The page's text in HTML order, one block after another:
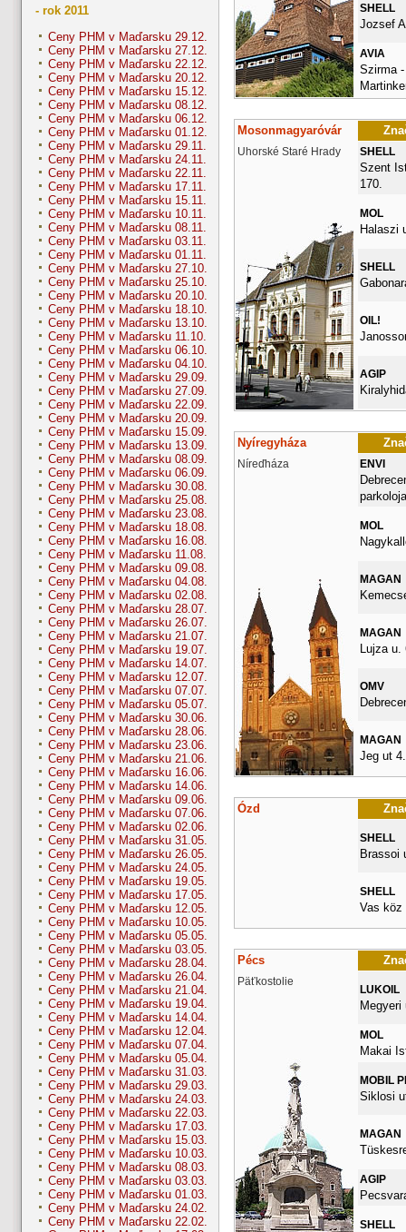
- rok 2011
Ceny PHM v Maďarsku 29.12.
Ceny PHM v Maďarsku 27.12.
Ceny PHM v Maďarsku 22.12.
Ceny PHM v Maďarsku 20.12.
Ceny PHM v Maďarsku 15.12.
Ceny PHM v Maďarsku 08.12.
Ceny PHM v Maďarsku 06.12.
Ceny PHM v Maďarsku 01.12.
Ceny PHM v Maďarsku 29.11.
Ceny PHM v Maďarsku 24.11.
Ceny PHM v Maďarsku 22.11.
Ceny PHM v Maďarsku 17.11.
Ceny PHM v Maďarsku 15.11.
Ceny PHM v Maďarsku 10.11.
Ceny PHM v Maďarsku 08.11.
Ceny PHM v Maďarsku 03.11.
Ceny PHM v Maďarsku 01.11.
Ceny PHM v Maďarsku 27.10.
Ceny PHM v Maďarsku 25.10.
Ceny PHM v Maďarsku 20.10.
Ceny PHM v Maďarsku 18.10.
Ceny PHM v Maďarsku 13.10.
Ceny PHM v Maďarsku 11.10.
Ceny PHM v Maďarsku 06.10.
Ceny PHM v Maďarsku 04.10.
Ceny PHM v Maďarsku 29.09.
Ceny PHM v Maďarsku 27.09.
Ceny PHM v Maďarsku 22.09.
Ceny PHM v Maďarsku 20.09.
Ceny PHM v Maďarsku 15.09.
Ceny PHM v Maďarsku 13.09.
Ceny PHM v Maďarsku 08.09.
Ceny PHM v Maďarsku 06.09.
Ceny PHM v Maďarsku 30.08.
Ceny PHM v Maďarsku 25.08.
Ceny PHM v Maďarsku 23.08.
Ceny PHM v Maďarsku 18.08.
Ceny PHM v Maďarsku 16.08.
Ceny PHM v Maďarsku 11.08.
Ceny PHM v Maďarsku 09.08.
Ceny PHM v Maďarsku 04.08.
Ceny PHM v Maďarsku 02.08.
Ceny PHM v Maďarsku 28.07.
Ceny PHM v Maďarsku 26.07.
Ceny PHM v Maďarsku 21.07.
Ceny PHM v Maďarsku 19.07.
Ceny PHM v Maďarsku 14.07.
Ceny PHM v Maďarsku 12.07.
Ceny PHM v Maďarsku 07.07.
Ceny PHM v Maďarsku 05.07.
Ceny PHM v Maďarsku 30.06.
Ceny PHM v Maďarsku 28.06.
Ceny PHM v Maďarsku 23.06.
Ceny PHM v Maďarsku 21.06.
Ceny PHM v Maďarsku 16.06.
Ceny PHM v Maďarsku 14.06.
Ceny PHM v Maďarsku 09.06.
Ceny PHM v Maďarsku 07.06.
Ceny PHM v Maďarsku 02.06.
Ceny PHM v Maďarsku 31.05.
Ceny PHM v Maďarsku 26.05.
Ceny PHM v Maďarsku 24.05.
Ceny PHM v Maďarsku 19.05.
Ceny PHM v Maďarsku 17.05.
Ceny PHM v Maďarsku 12.05.
Ceny PHM v Maďarsku 10.05.
Ceny PHM v Maďarsku 05.05.
Ceny PHM v Maďarsku 03.05.
Ceny PHM v Maďarsku 28.04.
Ceny PHM v Maďarsku 26.04.
Ceny PHM v Maďarsku 21.04.
Ceny PHM v Maďarsku 19.04.
Ceny PHM v Maďarsku 14.04.
Ceny PHM v Maďarsku 12.04.
Ceny PHM v Maďarsku 07.04.
Ceny PHM v Maďarsku 05.04.
Ceny PHM v Maďarsku 31.03.
Ceny PHM v Maďarsku 29.03.
Ceny PHM v Maďarsku 24.03.
Ceny PHM v Maďarsku 22.03.
Ceny PHM v Maďarsku 17.03.
Ceny PHM v Maďarsku 15.03.
Ceny PHM v Maďarsku 10.03.
Ceny PHM v Maďarsku 08.03.
Ceny PHM v Maďarsku 03.03.
Ceny PHM v Maďarsku 01.03.
Ceny PHM v Maďarsku 24.02.
Ceny PHM v Maďarsku 22.02.
SHELL
Jozsef
AVIA
Szirma -
Mosonmagyaróvár
Uhorské Staré Hrady SHELL
Szent
170.
MOL
Halaszi
SHELL
OIL!
AGIP
Nyíregyháza
Níreďháza ENVI
MOL
MAGAN
MAGAN
Lujza u.
OMV
MAGAN
Jeg ut 4.
Ózd
SHELL
Brassoi
SHELL
Vas köz
Pécs
Päťkostolie
LUKOIL
Megyeri
MOL
Makai
MOBIL
Siklosi
MAGAN
AGIP
SHELL